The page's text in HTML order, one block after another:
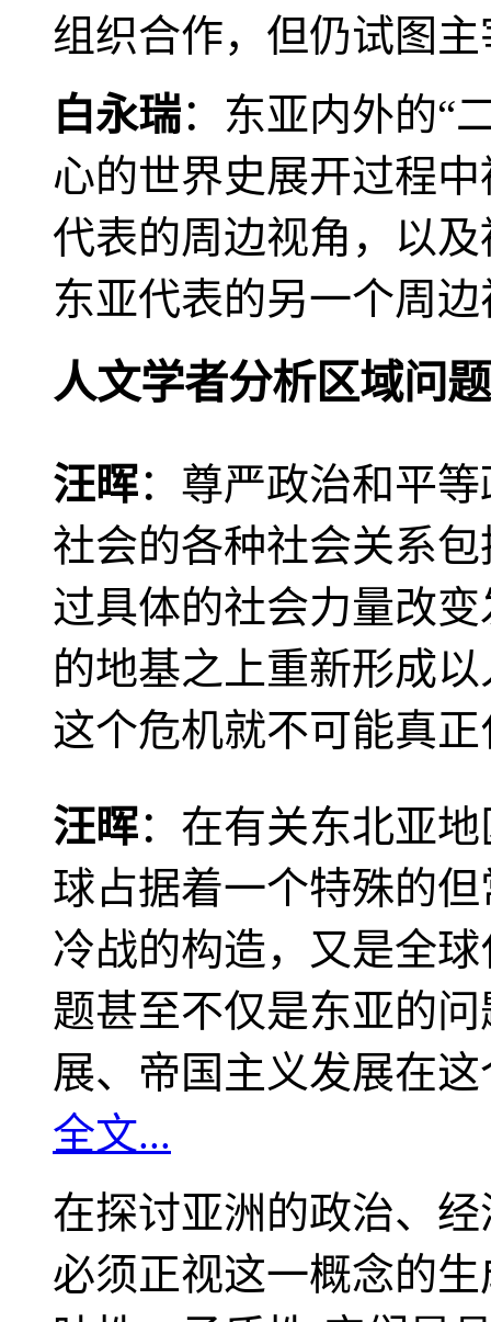
组织合作，但仍试图
白永瑞：东亚内外的“
心的世界史展开过程
代表的周边视角，以
东亚代表的另一个周
人文学者分析区域问题
汪晖：尊严政治和平
社会的各种社会关系
过具体的社会力量改
的地基之上重新形成
这个危机就不可能真
汪晖：在有关东北亚
球占据着一个特殊的
冷战的构造，又是全
题甚至不仅是东亚的
展、帝国主义发展在
全文...
在探讨亚洲的政治、
必须正视这一概念的